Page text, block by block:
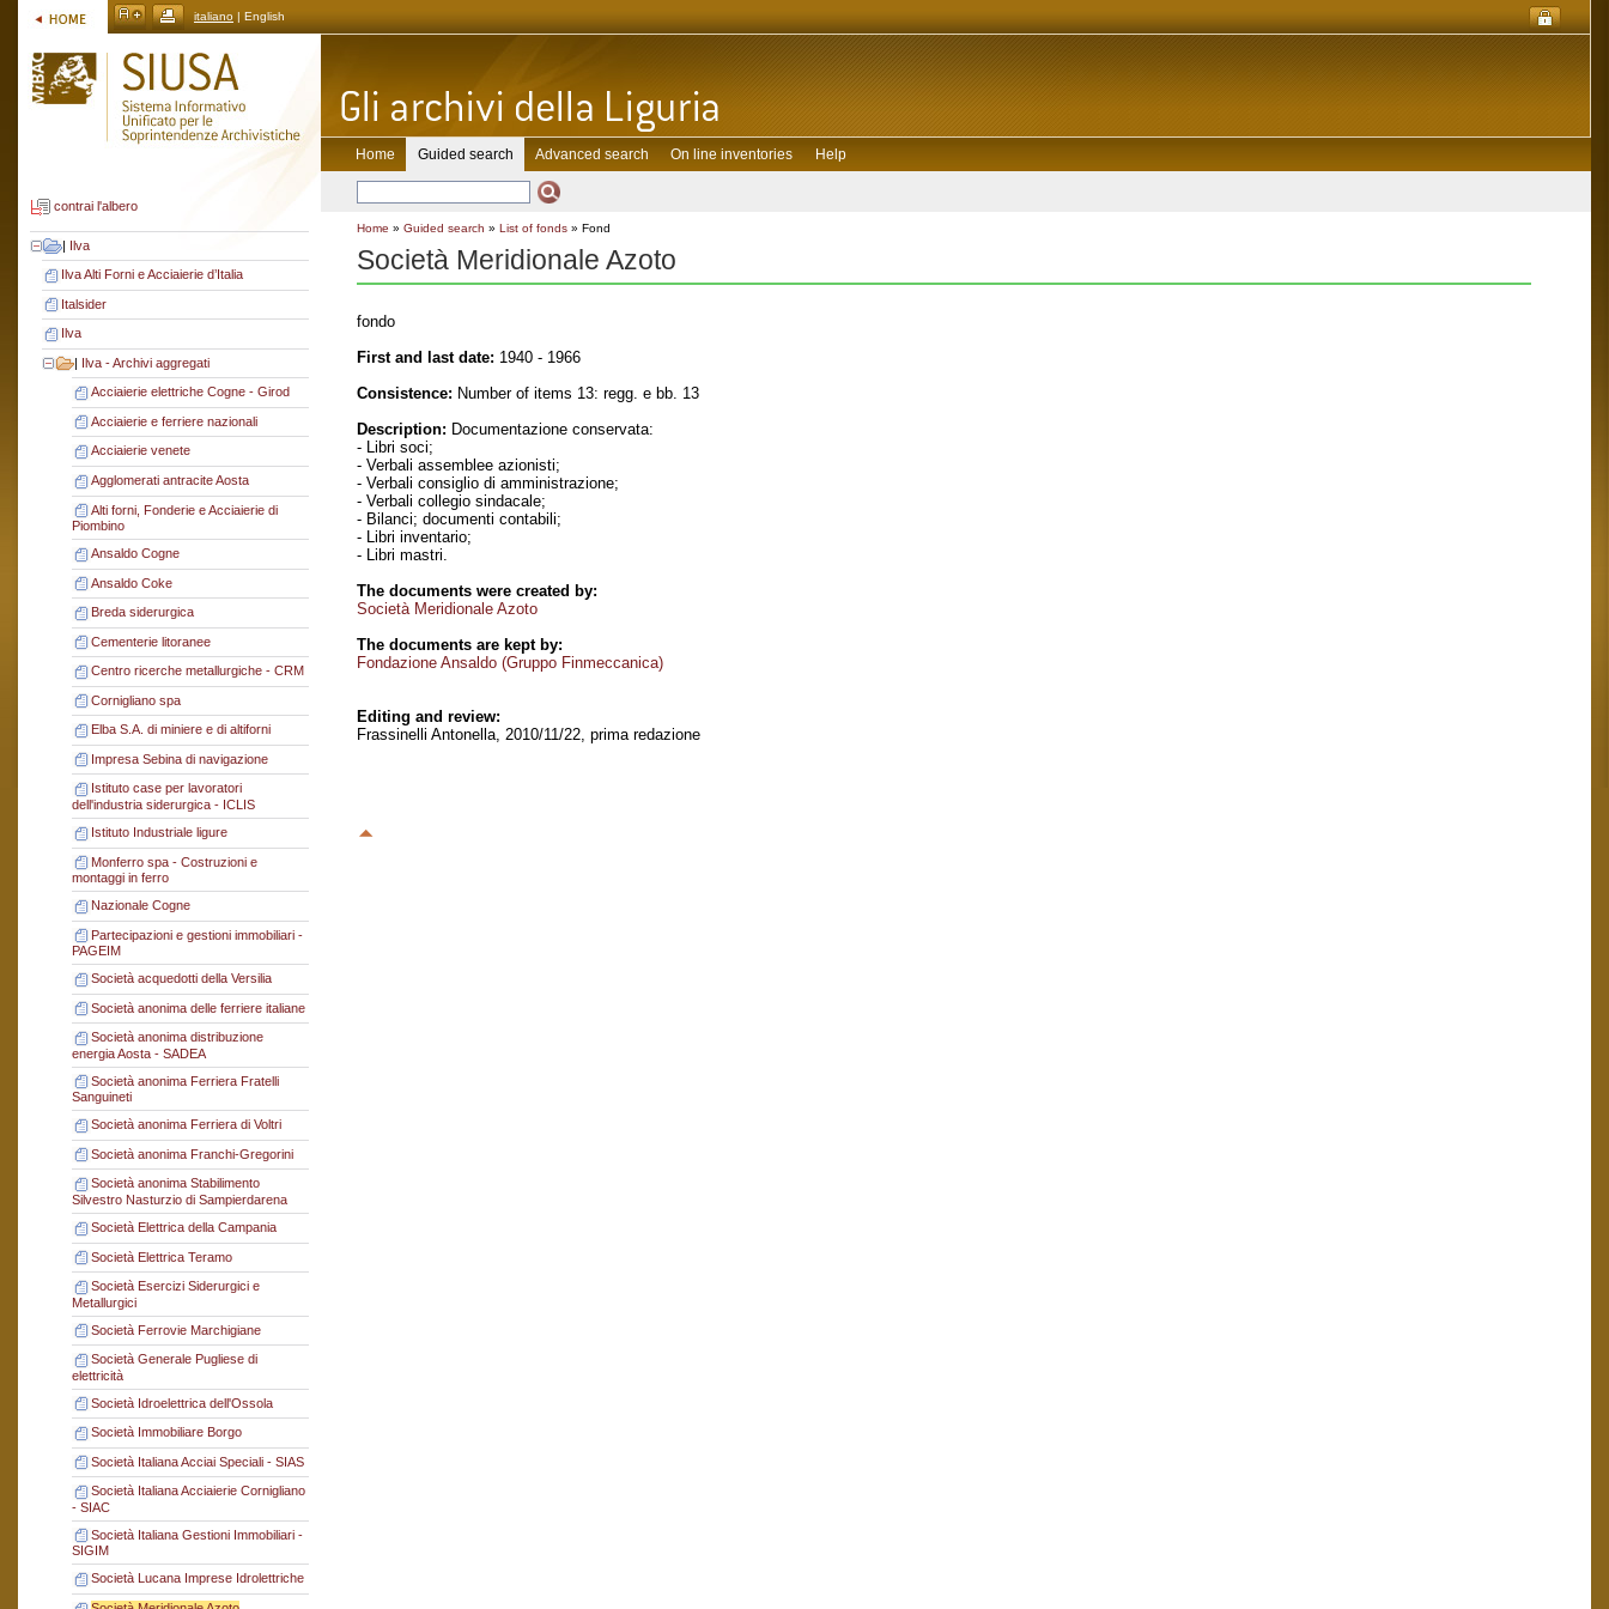
italiano | English
contrai l'albero
| Ilva
Ilva Alti Forni e Acciaierie d’Italia
Italsider
Ilva
| Ilva - Archivi aggregati
Acciaierie elettriche Cogne - Girod
Acciaierie e ferriere nazionali
Acciaierie venete
Agglomerati antracite Aosta
Alti forni, Fonderie e Acciaierie di
Piombino
Ansaldo Cogne
Ansaldo Coke
Breda siderurgica
Cementerie litoranee
Centro ricerche metallurgiche - CRM
Cornigliano spa
Elba S.A. di miniere e di altiforni
Impresa Sebina di navigazione
Istituto case per lavoratori
dell'industria siderurgica - ICLIS
Istituto Industriale ligure
Monferro spa - Costruzioni e
montaggi in ferro
Nazionale Cogne
Partecipazioni e gestioni immobiliari -
PAGEIM
Società acquedotti della Versilia
Società anonima delle ferriere italiane
Società anonima distribuzione
energia Aosta - SADEA
Società anonima Ferriera Fratelli
Sanguineti
Società anonima Ferriera di Voltri
Società anonima Franchi-Gregorini
Società anonima Stabilimento
Silvestro Nasturzio di Sampierdarena
Società Elettrica della Campania
Società Elettrica Teramo
Società Esercizi Siderurgici e
Metallurgici
Società Ferrovie Marchigiane
Società Generale Pugliese di
elettricità
Società Idroelettrica dell'Ossola
Società Immobiliare Borgo
Società Italiana Acciai Speciali - SIAS
Società Italiana Acciaierie Cornigliano
- SIAC
Società Italiana Gestioni Immobiliari -
SIGIM
Società Lucana Imprese Idrolettriche
Home Guided search Advanced search On line inventories Help
Home » Guided search » List of fonds » Fond
Società Meridionale Azoto
fondo
First and last date: 1940 - 1966
Consistence: Number of items 13: regg. e bb. 13
Description: Documentazione conservata:
- Libri soci;
- Verbali assemblee azionisti;
- Verbali consiglio di amministrazione;
- Verbali collegio sindacale;
- Bilanci; documenti contabili;
- Libri inventario;
- Libri mastri.
The documents were created by:
Società Meridionale Azoto
The documents are kept by:
Fondazione Ansaldo (Gruppo Finmeccanica)
Editing and review:
Frassinelli Antonella, 2010/11/22, prima redazione